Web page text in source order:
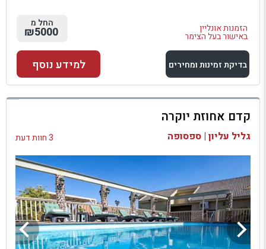
הזמנות אונליין
באישור בעל הצימר
החל מ
₪5000
בדיקת זמינות ומחירים
למתחם זה
בדיקת זמינות ומחירים
למידע נוסף
קדם אחוזת יוקרה
גליל עליון | ספסופה 3 חוות דעת